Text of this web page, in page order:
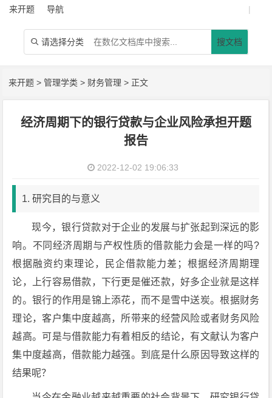
来开题 导航 |
 请选择分类 搜文档
来开题 >管理学类 > 财务管理 > 正文
经济周期下的银行贷款与企业风险承担开题
报告
2022-12-02 19:06:33
1. 研究目的与意义
现今，银行贷款对于企业的发展与扩张起到深远的影
响。不同经济周期与产权性质的借款能力会是一样的吗?
根据融资约束理论，民企借款能力差；根据经济周期理
论，上行容易借款，下行更是催还款，好多企业就是这样
的。银行的作用是锦上添花，而不是雪中送炭。根据财务
理论，客户集中度越高，所带来的经营风险或者财务风险
越高。可是与借款能力有着相反的结论，有文献认为客户
集中度越高，借款能力越强。到底是什么原因导致这样的
结果呢？